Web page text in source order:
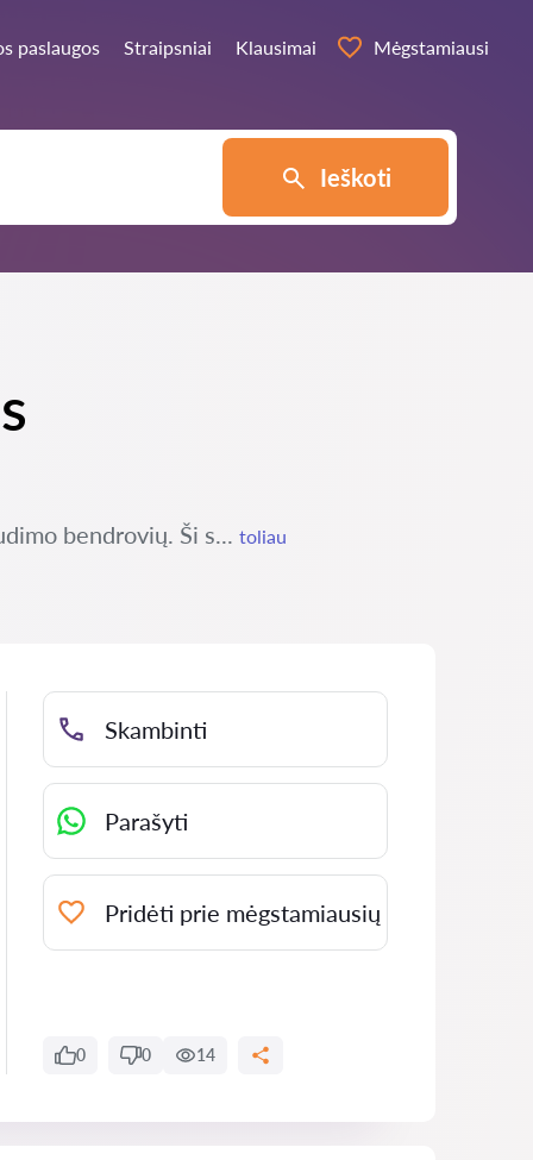
paslaugos Straipsniai Klausimai Mėgstamiausi
Ieškoti
bendrovių. Ši s... toliau
Skambinti
Parašyti
Pridėti prie mėgstamiausių
0 0 14